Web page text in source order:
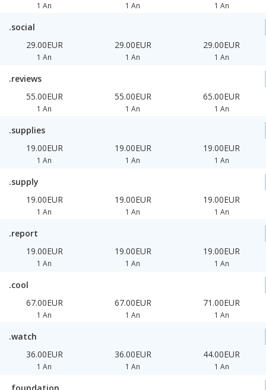
1 An 1 An 1 An
.social
29.00EUR
1 An
29.00EUR
1 An
29.00EUR
1 An
.reviews
55.00EUR
1 An
55.00EUR
1 An
65.00EUR
1 An
.supplies
19.00EUR
1 An
19.00EUR
1 An
19.00EUR
1 An
.supply
19.00EUR
1 An
19.00EUR
1 An
19.00EUR
1 An
.report
19.00EUR
1 An
19.00EUR
1 An
19.00EUR
1 An
.cool
67.00EUR
1 An
67.00EUR
1 An
71.00EUR
1 An
.watch
36.00EUR
1 An
36.00EUR
1 An
44.00EUR
1 An